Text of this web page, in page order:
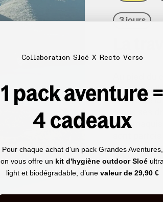
3 jours
Au pied
peuplée,
chaîne de
repris ses
d’un
sont
Corse). Et
sable blanc
Collaboration Sloé X Recto Verso
1 pack aventure =
4 cadeaux
Pour chaque achat d'un pack Grandes Aventures,
on vous offre un kit d'hygiène outdoor Sloé ultra
light et biodégradable, d’une valeur de 29,90 €